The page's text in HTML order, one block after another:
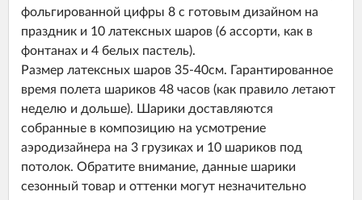
фольгированной цифры 8 с готовым дизайном на
праздник и 10 латексных шаров (6 ассорти, как в
фонтанах и 4 белых пастель).
Размер латексных шаров 35-40см. Гарантированное
время полета шариков 48 часов (как правило летают
неделю и дольше). Шарики доставляются
собранные в композицию на усмотрение
аэродизайнера на 3 грузиках и 10 шариков под
потолок. Обратите внимание, данные шарики
сезонный товар и оттенки могут незначительно